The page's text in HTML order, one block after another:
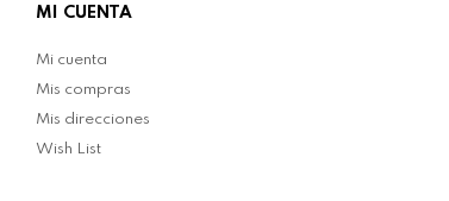
MI CUENTA
Mi cuenta
Mis compras
Mis direcciones
Wish List